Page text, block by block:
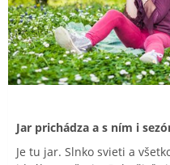
Jar prichádza a s ním i
Je tu jar. Slnko svieti a